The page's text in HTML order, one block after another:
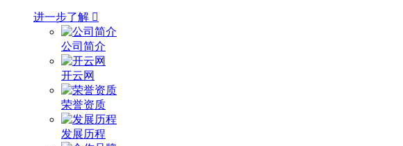
进一步了解 
公司简介
开云网
荣誉资质
发展历程